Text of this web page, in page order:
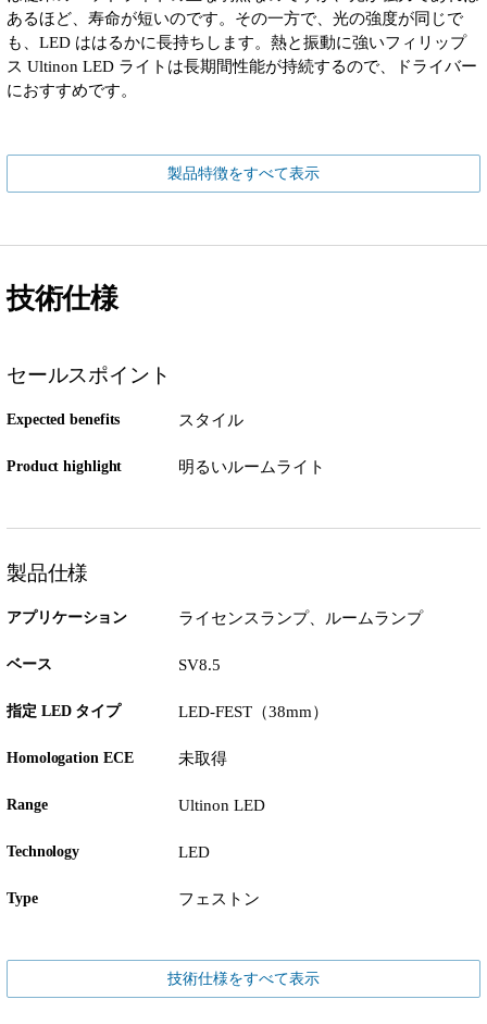
あるほど、寿命が短いのです。その一方で、光の強度が同じで
も、LED ははるかに長持ちします。熱と振動に強いフィリップ
ス Ultinon LED ライトは長期間性能が持続するので、ドライバー
におすすめです。
製品特徴をすべて表示
技術仕様
セールスポイント
Expected benefits スタイル
Product highlight 明るいルームライト
製品仕様
アプリケーション ライセンスランプ、ルームランプ
ベース SV8.5
指定 LED タイプ LED-FEST（38mm）
Homologation ECE 未取得
Range Ultinon LED
Technology LED
Type フェストン
技術仕様をすべて表示